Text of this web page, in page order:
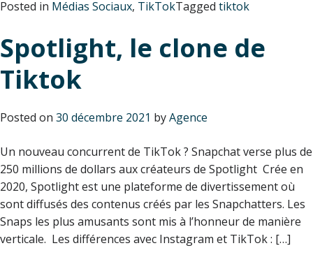
Posted in Médias Sociaux, TikTokTagged tiktok
Spotlight, le clone de
Tiktok
Posted on 30 décembre 2021 byAgence
Un nouveau concurrent de TikTok ? Snapchat verse plus de
250 millions de dollars aux créateurs de Spotlight Crée en
2020, Spotlight est une plateforme de divertissement où
sont diffusés des contenus créés par les Snapchatters. Les
Snaps les plus amusants sont mis à l’honneur de manière
verticale. Les différences avec Instagram et TikTok : […]